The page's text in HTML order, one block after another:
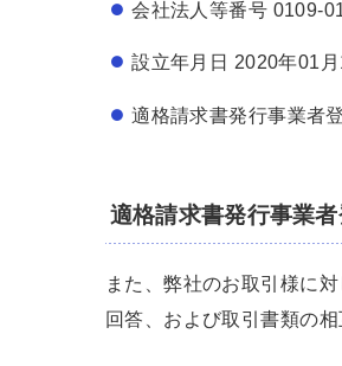
会社法人等番号 0109-
設立年月日 2020年01月
適格請求書発行事業者
適格請求書発行事業
また、弊社のお取引様に
回答、および取引書類の